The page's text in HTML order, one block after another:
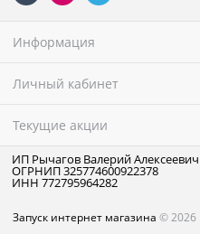
Информация
Личный кабинет
Текущие акции
ИП Рычагов Валерий Алексеевич
ОГРНИП 325774600922378
ИНН 772795964282
Запуск интернет магазина © 2026